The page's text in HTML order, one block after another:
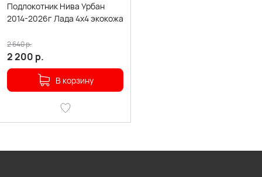
Подлокотник Нива Урбан
2014-2026г Лада 4x4 экокожа
2 200 р.
2 640р.
В корзину